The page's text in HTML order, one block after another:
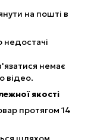
на пошті в
немає
відео.
якості
протягом 14